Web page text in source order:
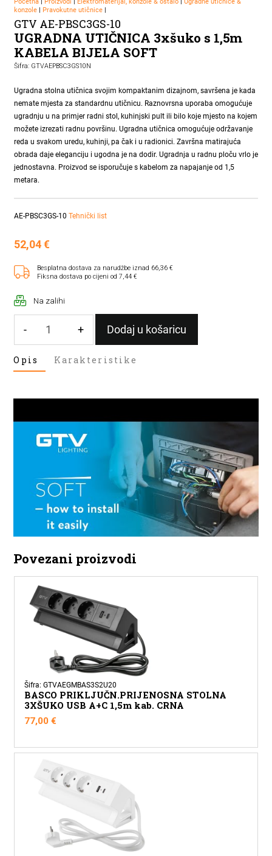
konzole| Pravokutne utičnice|
GTV AE-PBSC3GS-10
UGRADNA UTIČNICA 3xšuko s 1,5m
KABELA BIJELA SOFT
Šifra: GTVAEPBSC3GS10N
Ugradna stolna utičnica svojim kompaktanim dizajnom, savršena je kada
nemate mjesta za standardnu utičnicu. Raznovrsna uporaba omogućuje
ugradnju u na primjer radni stol, kuhinjski pult ili bilo koje mjesto na kojem
možete izrezati radnu površinu. Ugradna utičnica omogućuje održavanje
reda u svakom uredu, kuhinji, pa čak i u radionici. Završna matirajuća
obrada daje eleganciju i ugodna je na dodir. Ugradnja u radnu ploču vrlo je
jednostavna. Proizvod se isporučuje s kabelom za napajanje od 1,5
metara.
AE-PBSC3GS-10 Tehnički list
52,04€
Besplatna dostava za narudžbe iznad 66,36 €
Fiksna dostava po cijeni od 7,44 €
Na zalihi
-
UTIČNICA
+ Dodaj u košaricu
Opis Karakteristike
Povezani proizvodi
Šifra: GTVAEGMBAS3S2U20
BASCO PRIKLJUČN.PRIJENOSNA STOLNA
3XŠUKO USB A+C 1,5m kab. CRNA
77,00€